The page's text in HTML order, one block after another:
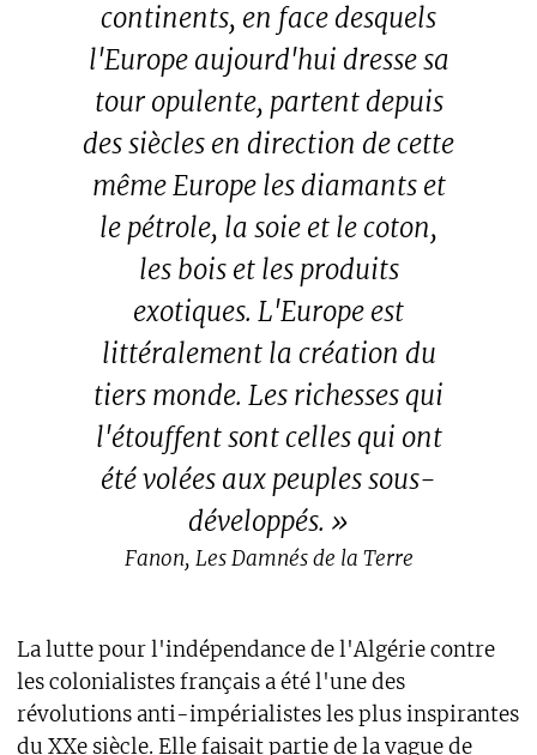
continents, en face desquels
l'Europe aujourd'hui dresse sa
tour opulente, partent depuis
des siècles en direction de cette
même Europe les diamants et
le pétrole, la soie et le coton,
les bois et les produits
exotiques. L'Europe est
littéralement la création du
tiers monde. Les richesses qui
l'étouffent sont celles qui ont
été volées aux peuples sous-
développés. »
Fanon, Les Damnés de la Terre
La lutte pour l'indépendance de l'Algérie contre
les colonialistes français a été l'une des
révolutions anti-impérialistes les plus inspirantes
du XXe siècle. Elle faisait partie de la vague de